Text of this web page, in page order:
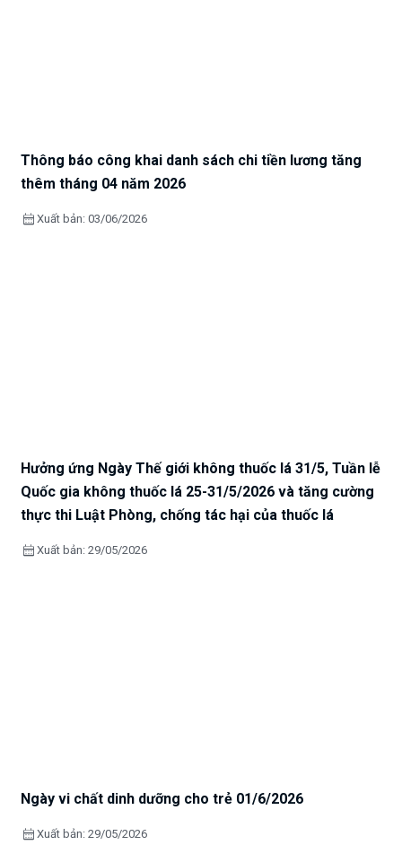
Thông báo công khai danh sách chi tiền lương tăng
thêm tháng 04 năm 2026
calendar_month Xuất bản: 03/06/2026
Hưởng ứng Ngày Thế giới không thuốc lá 31/5, Tuần lễ
Quốc gia không thuốc lá 25-31/5/2026 và tăng cường
thực thi Luật Phòng, chống tác hại của thuốc lá
calendar_month Xuất bản: 29/05/2026
Ngày vi chất dinh dưỡng cho trẻ 01/6/2026
calendar_month Xuất bản: 29/05/2026